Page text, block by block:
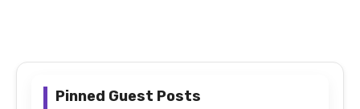
Pinned Guest Posts